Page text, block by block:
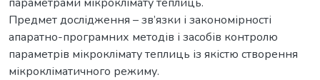
Предмет дослідження – зв’язки і закономірності
апаратно-програмних методів і засобів контролю
параметрів мікроклімату теплиць із якістю створення
мікрокліматичного режиму.